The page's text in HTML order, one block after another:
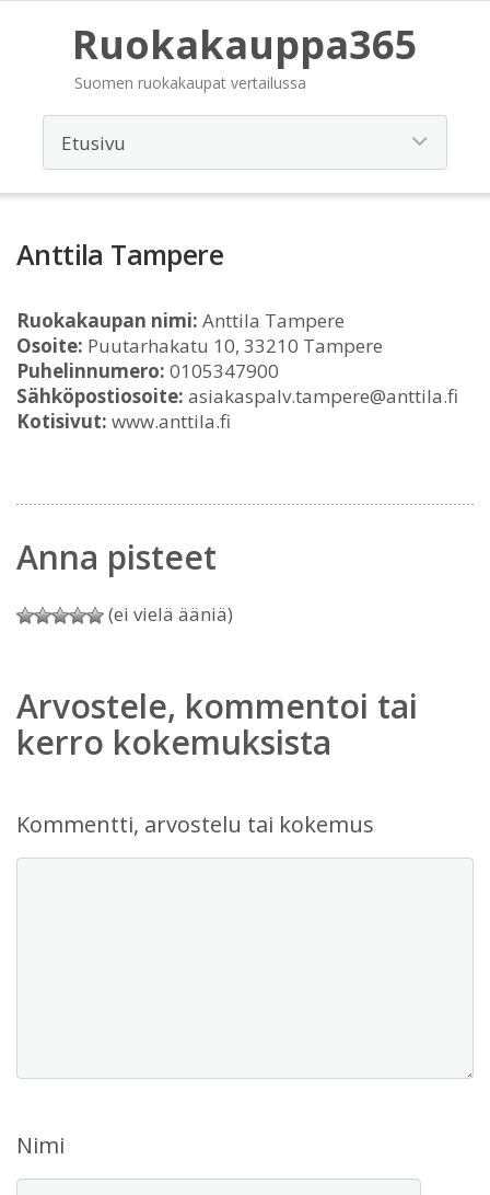
Ruokakauppa365
Suomen ruokakaupat vertailussa
Anttila Tampere
Ruokakaupan nimi: Anttila Tampere
Osoite: Puutarhakatu 10, 33210 Tampere
Puhelinnumero: 0105347900
Sähköpostiosoite: asiakaspalv.tampere@anttila.fi
Kotisivut: www.anttila.fi
Anna pisteet
(ei vielä ääniä)
Arvostele, kommentoi tai
kerro kokemuksista
Kommentti, arvostelu tai kokemus
Nimi